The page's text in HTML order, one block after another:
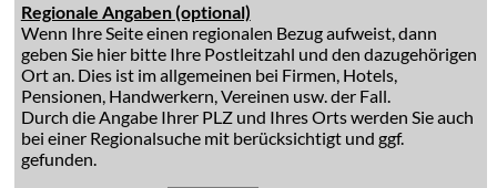
Regionale Angaben (optional)
Wenn Ihre Seite einen regionalen Bezug aufweist, dann
geben Sie hier bitte Ihre Postleitzahl und den dazugehörigen
Ort an. Dies ist im allgemeinen bei Firmen, Hotels,
Pensionen, Handwerkern, Vereinen usw. der Fall.
Durch die Angabe Ihrer PLZ und Ihres Orts werden Sie auch
bei einer Regionalsuche mit berücksichtigt und ggf.
gefunden.